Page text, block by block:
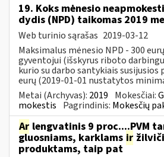
19. Koks mėnesio
dydis (NPD) taikomas 2019
Web turinio sąrašas 2019-03-12
Maksimalus mėnesio NPD - 300
gyventojui (išskyrus riboto
kurio su darbo santykiais susijusios
eurų (2019-01-01 nustatytos
Metai (Archyvas): 2019 Mokesčiai:
mokestis Pagrindinis: Mokesčių
Ar lengvatinis 9 proc....PVM
gluosniams, karklams ir
produktams, taip pat